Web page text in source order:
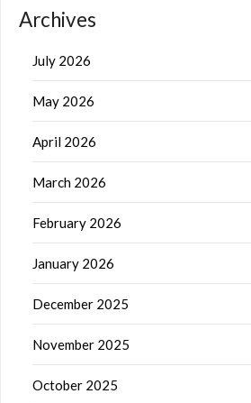
Archives
July 2026
May 2026
April 2026
March 2026
February 2026
January 2026
December 2025
November 2025
October 2025